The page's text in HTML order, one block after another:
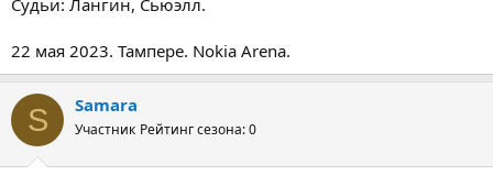
Судьи: Лангин, Сьюэлл.
22 мая 2023. Тампере. Nokia Arena.
S Samara
Участник Рейтинг сезона: 0